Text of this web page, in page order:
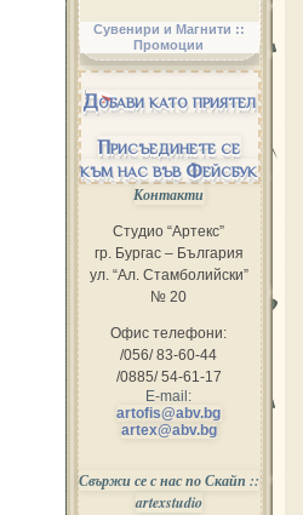
Сувенири и Магнити ::
Промоции
Добави като приятел
Присъединете се
към нас във Фейсбук
Контакти
Студио “Артекс”
гр. Бургас – България
ул. “Ал. Стамболийски”
№ 20
Офис телефони:
/056/ 83-60-44
/0885/ 54-61-17
E-mail:
artofis@abv.bg
artex@abv.bg
Свържи се с нас по Скайп ::
artexstudio